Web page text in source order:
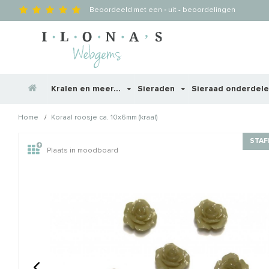
Beoordeeld met een - uit - beoordelingen
Kralen en meer... Sieraden Sieraad
Home / Koraal roosje ca. 10x6mm (kraal)
Wellicht zijn deze
Plaats in moodboard